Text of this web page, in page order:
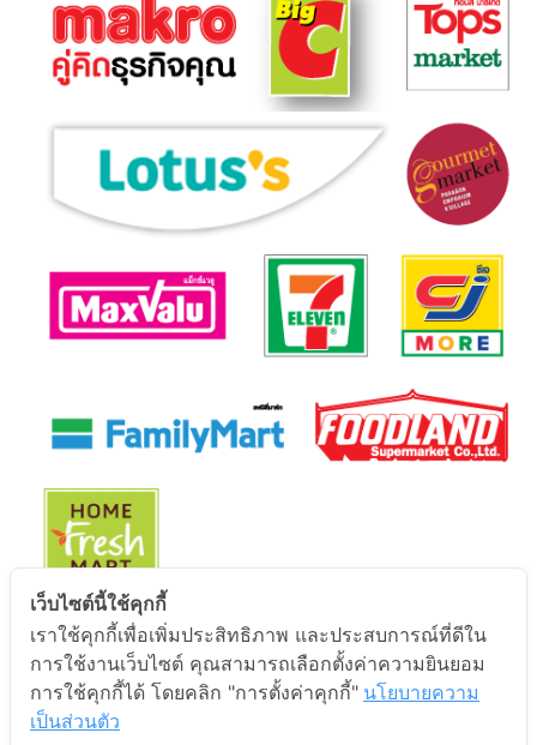
นโยบายการคุ้มครองข้อมูลส่วนบุคคล
นโยบายการคุ้มครองข้อมูลส่วนบุคคล
เว็บไซต์นี้ใช้คุกกี้
เราใช้คุกกี้เพื่อเพิ่มประสิทธิภาพ และประสบการณ์ที่ดีใน
การใช้งานเว็บไซต์ คุณสามารถเลือกตั้งค่าความยินยอม
การใช้คุกกี้ได้ โดยคลิก "การตั้งค่าคุกกี้" นโยบายความ
เป็นส่วนตัว